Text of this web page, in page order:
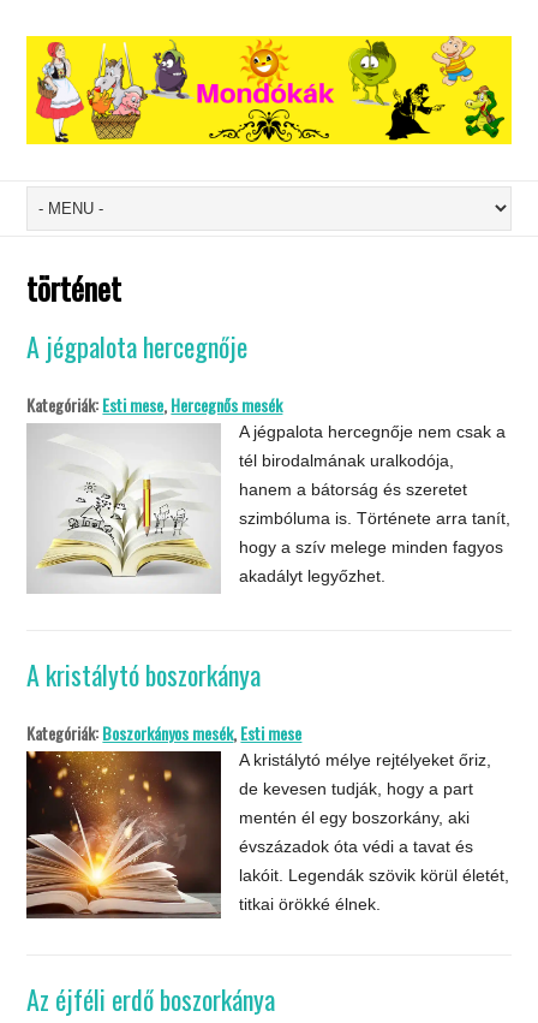
történet
A jégpalota hercegnője
Kategóriák:Esti mese,Hercegnős mesék
A jégpalota hercegnője nem csak a
tél birodalmának uralkodója,
hanem a bátorság és szeretet
szimbóluma is. Története arra tanít,
hogy a szív melege minden fagyos
akadályt legyőzhet.
A kristálytó boszorkánya
Kategóriák:Boszorkányos mesék,Esti mese
A kristálytó mélye rejtélyeket őriz,
de kevesen tudják, hogy a part
mentén él egy boszorkány, aki
évszázadok óta védi a tavat és
lakóit. Legendák szövik körül életét,
titkai örökké élnek.
Az éjféli erdő boszorkánya